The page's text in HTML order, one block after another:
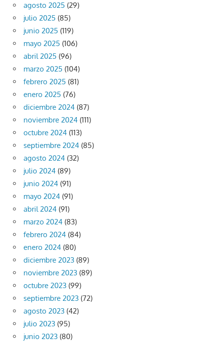
agosto 2025 (29)
julio 2025 (85)
junio 2025 (119)
mayo 2025 (106)
abril 2025 (96)
marzo 2025 (104)
febrero 2025 (81)
enero 2025 (76)
diciembre 2024 (87)
noviembre 2024 (111)
octubre 2024 (113)
septiembre 2024 (85)
agosto 2024 (32)
julio 2024 (89)
junio 2024 (91)
mayo 2024 (91)
abril 2024 (91)
marzo 2024 (83)
febrero 2024 (84)
enero 2024 (80)
diciembre 2023 (89)
noviembre 2023 (89)
octubre 2023 (99)
septiembre 2023 (72)
agosto 2023 (42)
julio 2023 (95)
junio 2023 (80)